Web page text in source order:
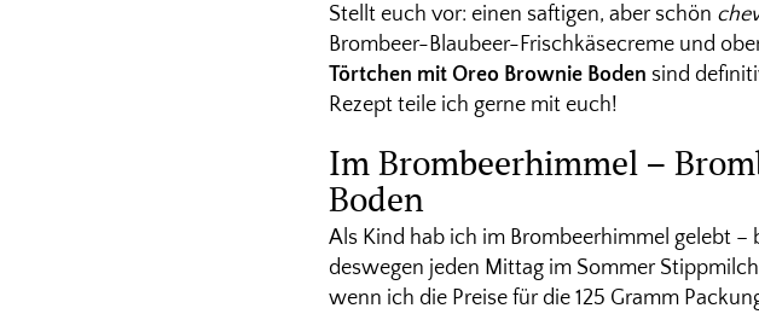
Stellt euch vor: einen saftigen, aber schön
Brombeer-Blaubeer-Frischkäsecreme und
Törtchen mit Oreo Brownie Boden sind
Rezept teile ich gerne mit euch!
Im Brombeerhimmel –
Boden
Als Kind hab ich im Brombeerhimmel gelebt –
deswegen jeden Mittag im Sommer
wenn ich die Preise für die 125 Gramm